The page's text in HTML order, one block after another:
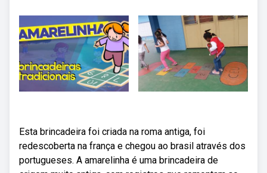
Esta brincadeira foi criada na roma antiga, foi
redescoberta na frança e chegou ao brasil através dos
portugueses. A amarelinha é uma brincadeira de